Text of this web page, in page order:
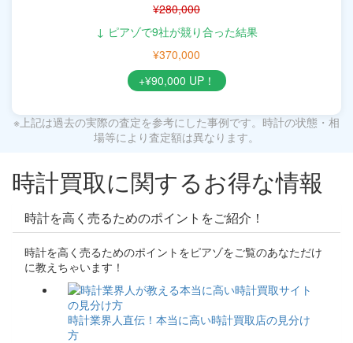
¥280,000
↓ ピアゾで9社が競り合った結果
¥370,000
+¥90,000 UP！
※上記は過去の実際の査定を参考にした事例です。時計の状態・相
場等により査定額は異なります。
時計買取に関するお得な情報
時計を高く売るためのポイントをご紹介！
時計を高く売るためのポイントをピアゾをご覧のあなただけ
に教えちゃいます！
時計業界人直伝！本当に高い時計買取店の見分け
方